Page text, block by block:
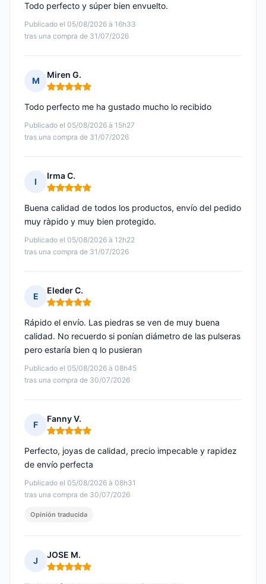
Publicado el 05/08/2026 à 16h33
tras una compra de 31/07/2026
Todo perfecto y súper bien envuelto.
M
Miren G.
Nota: 5 de 5
Publicado el 05/08/2026 à 15h27
tras una compra de 31/07/2026
Todo perfecto me ha gustado mucho lo recibido
I
Irma C.
Nota: 5 de 5
Publicado el 05/08/2026 à 12h22
tras una compra de 31/07/2026
Buena calidad de todos los productos, envío del pedido
muy ràpido y muy bien protegido.
E
Eleder C.
Nota: 5 de 5
Publicado el 05/08/2026 à 08h45
tras una compra de 30/07/2026
Rápido el envío. Las piedras se ven de muy buena
calidad. No recuerdo si ponían diámetro de las pulseras
pero estaría bien q lo pusieran
F
Fanny V.
Nota: 5 de 5
Publicado el 05/08/2026 à 08h31
tras una compra de 30/07/2026
Perfecto, joyas de calidad, precio impecable y rapidez
de envío perfecta
Opinión traducida
J
JOSE M.
Nota: 5 de 5